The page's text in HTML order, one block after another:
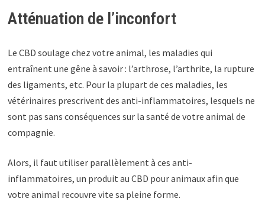
Atténuation de l’inconfort
Le CBD soulage chez votre animal, les maladies qui
entraînent une gêne à savoir : l’arthrose, l’arthrite, la rupture
des ligaments, etc. Pour la plupart de ces maladies, les
vétérinaires prescrivent des anti-inflammatoires, lesquels ne
sont pas sans conséquences sur la santé de votre animal de
compagnie.
Alors, il faut utiliser parallèlement à ces anti-
inflammatoires, un produit au CBD pour animaux afin que
votre animal recouvre vite sa pleine forme.